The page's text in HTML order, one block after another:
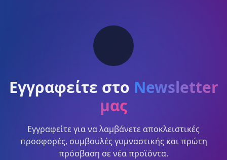
Εγγραφείτε στο Newsletter
μας
Εγγραφείτε για να λαμβάνετε αποκλειστικές
προσφορές, συμβουλές γυμναστικής και πρώτη
πρόσβαση σε νέα προϊόντα.